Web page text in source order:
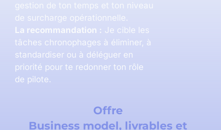
gestion de ton temps et ton niveau
de surcharge opérationnelle.
La recommandation : Je cible les
tâches chronophages à éliminer, à
standardiser ou à déléguer en
priorité pour te redonner ton rôle
de pilote.
Offre
Business model, livrables et